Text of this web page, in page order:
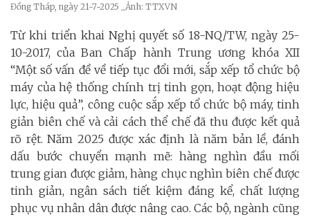
Đồng Tháp, ngày 21-7-2025
_Ảnh: TTXVN
Từ khi triển khai Nghị quyết số 18-NQ/TW, ngày 25-
10-2017, của Ban Chấp hành Trung ương khóa XII
“Một số vấn đề về tiếp tục đổi mới, sắp xếp tổ chức bộ
máy của hệ thống chính trị tinh gọn, hoạt động hiệu
lực, hiệu quả”, công cuộc sắp xếp tổ chức bộ máy, tinh
giản biên chế và cải cách thể chế đã thu được kết quả
rõ rệt. Năm 2025 được xác định là năm bản lề, đánh
dấu bước chuyển mạnh mẽ: hàng nghìn đầu mối
trung gian được giảm, hàng chục nghìn biên chế được
tinh giản, ngân sách tiết kiệm đáng kể, chất lượng
phục vụ nhân dân được nâng cao. Các bộ, ngành cũng